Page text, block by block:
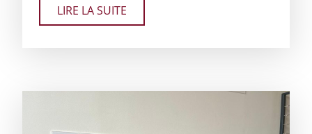
LIRE LA SUITE